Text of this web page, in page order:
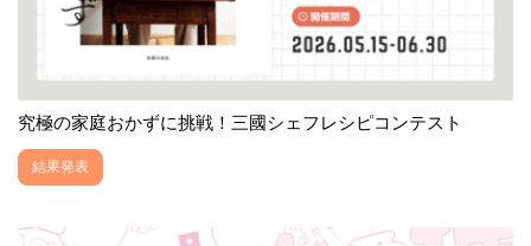
究極の家庭おかずに挑戦！三國シェフレシピコンテスト
結果発表